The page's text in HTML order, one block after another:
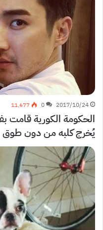
2017/10/24
0 11٬677
الحكومة الكورية
يُخرج كلبه من دون